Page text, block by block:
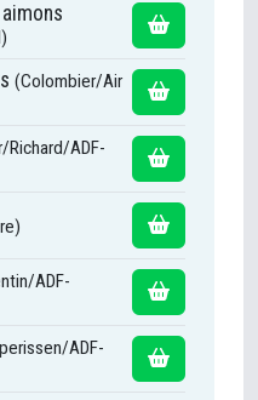
(Colombier/Air
Richard/ADF-
ADF-
ADF-